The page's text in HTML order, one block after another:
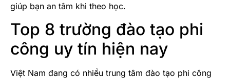
giúp bạn an tâm khi theo học.
Top 8 trường đào tạo phi
công uy tín hiện nay
Việt Nam đang có nhiều trung tâm đào tạo phi công